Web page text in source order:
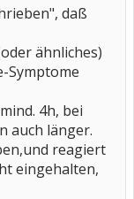
daß
ähnliches)
Symptome
4h, bei
auch länger.
reagiert
eingehalten,